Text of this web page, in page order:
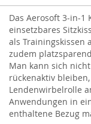
Das Aerosoft 3-in-
einsetzbares
als Trainingskissen
zudem
Man kann sich
rückenaktiv
Lendenwirbelrolle
Anwendungen in
enthaltene Bezug